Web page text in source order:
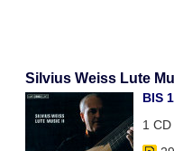
Silvius Weiss Lute
BIS
1 CD